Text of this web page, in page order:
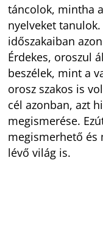
táncolok, mintha
nyelveket
időszakaiban
Érdekes, oroszul
beszélek, mint a
orosz szakos is
cél azonban, azt
megismerése.
megismerhető
lévő világ is.